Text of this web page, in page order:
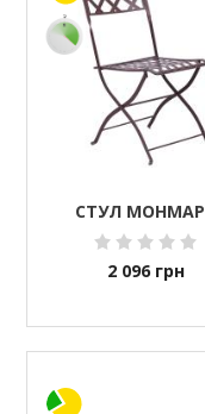
СТУЛ
2 096 грн